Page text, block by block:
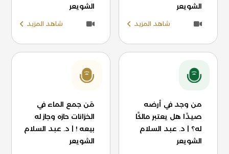
الشويعر
شاهد المزيد
الشويعر
شاهد المزيد
من وجد في أرضه
صيدًا هل يعتبر مالكًا
له؟ | د. عبد السلام
الشويعر
مَن جمع الماء في
الخزانات حازه وجاز له
بيعه ! | د. عبد السلام
الشويعر